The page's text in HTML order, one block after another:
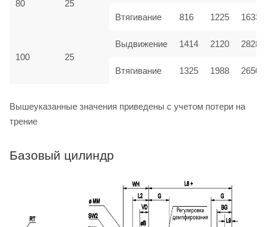
80
25
Втягивание
816 1225 1633
100 25
Выдвижение 1414 2120 2828
Втягивание 1325 1988 2650
Вышеуказанные значения приведены с учетом потери на
трение
Базовый цилиндр